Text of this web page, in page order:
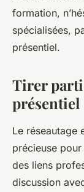
formation,
spécialisées,
présentiel.
Tirer parti
présentiel
Le réseautage
précieuse
des liens
discussion